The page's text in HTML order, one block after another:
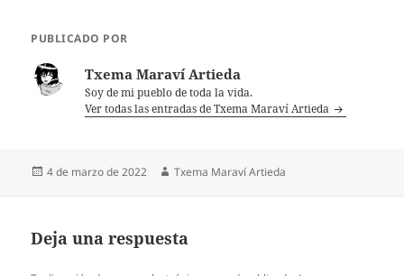
PUBLICADO POR
Txema Maraví Artieda
Soy de mi pueblo de toda la vida.
Ver todas las entradas de Txema Maraví Artieda
Publicado
4 de marzo de 2022 Autor
Txema Maraví Artieda
Deja una respuesta